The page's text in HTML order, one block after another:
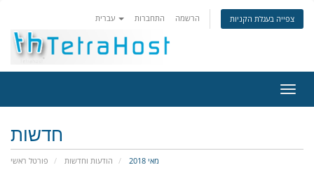
התחברות הרשמה צפייה בעגלת הקניות
ניווט
חדשות
פורטל ראשי הודעות וחדשות מאי 2018